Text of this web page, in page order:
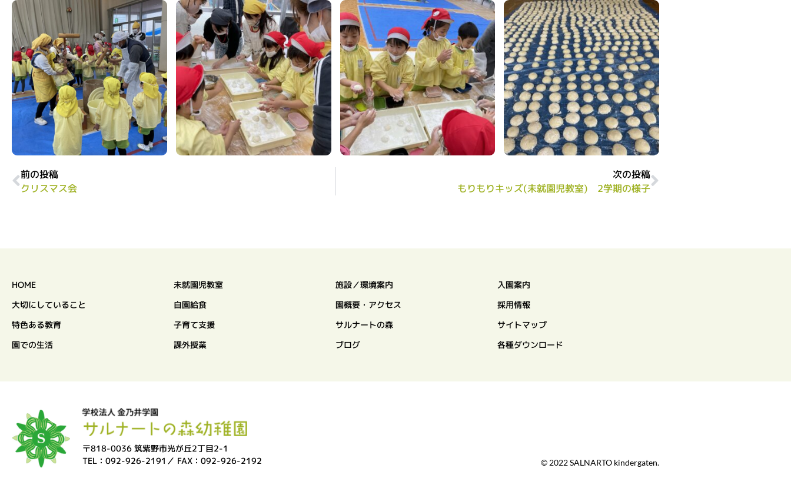
前の投稿
クリスマス会
次の投稿
もりもりキッズ(未就園児教室) 2学期の様子
HOME
大切にしていること
特色ある教育
園での生活
未就園児教室
自園給食
子育て支援
課外授業
施設／環境案内
園概要・アクセス
サルナートの森
ブログ
入園案内
採用情報
サイトマップ
各種ダウンロード
〒818-0036 筑紫野市光が丘2丁目2-1
TEL：092-926-2191／ FAX：092-926-2192
© 2022 SALNARTO kindergaten.